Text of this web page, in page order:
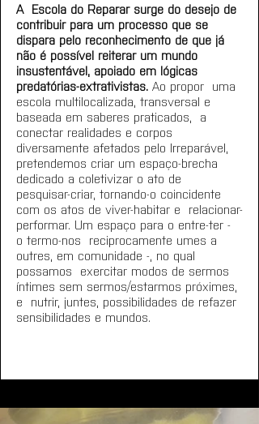
A  Escola do Reparar surge do desejo de
contribuir para um processo que se
dispara pelo reconhecimento de que já
não é possível reiterar um mundo
insustentável, apoiado em lógicas
predatórias-extrativistas. Ao propor  uma
escola multilocalizada, transversal e
baseada em saberes praticados,  a
conectar realidades e corpos
diversamente afetados pelo Irreparável,
pretendemos criar um espaço-brecha
dedicado a coletivizar o ato de
pesquisar-criar, tornando-o coincidente
com os atos de viver-habitar e  relacionar-
performar. Um espaço para o entre-ter -
o termo-nos  reciprocamente umes a
outres, em comunidade -, no qual
possamos  exercitar modos de sermos
íntimes sem sermos/estarmos próximes,
e  nutrir, juntes, possibilidades de refazer
sensibilidades e mundos.